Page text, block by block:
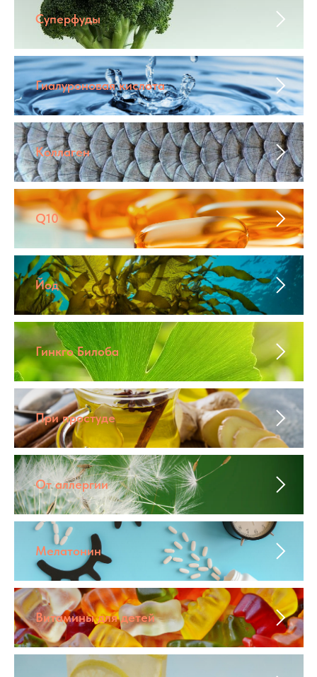
Суперфуды
Гиалуроновая кислота
Коллаген
Q10
Йод
Гинкго Билоба
При простуде
От аллергии
Мелатонин
Витамины для детей